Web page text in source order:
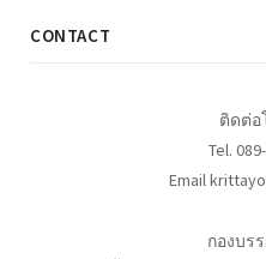
CONTACT
ติดต่
Tel.
Email
กองบร